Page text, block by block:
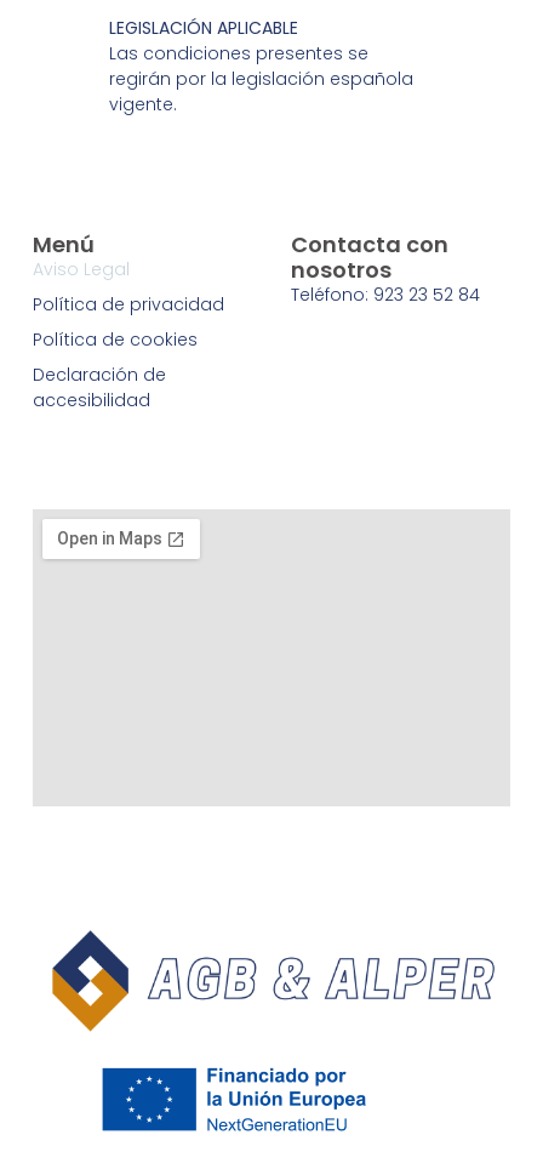
LEGISLACIÓN APLICABLE
Las condiciones presentes se
regirán por la legislación española
vigente.
Menú
Aviso Legal
Política de privacidad
Política de cookies
Declaración de
accesibilidad
Contacta con
nosotros
Teléfono: 923 23 52 84